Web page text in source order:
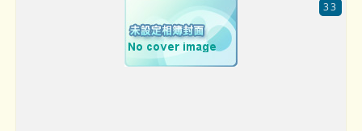
33